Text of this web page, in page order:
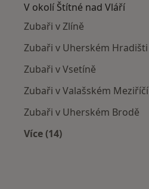
V okolí Štítné nad Vláří
Zubaři v Zlíně
Zubaři v Uherském Hradišti
Zubaři v Vsetíně
Zubaři v Valašském Meziříčí
Zubaři v Uherském Brodě
Více (14)